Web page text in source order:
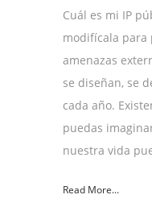
Cuál es mi IP
modifícala para
amenazas
se diseñan, se
cada año.
puedas
nuestra vida
Read More...